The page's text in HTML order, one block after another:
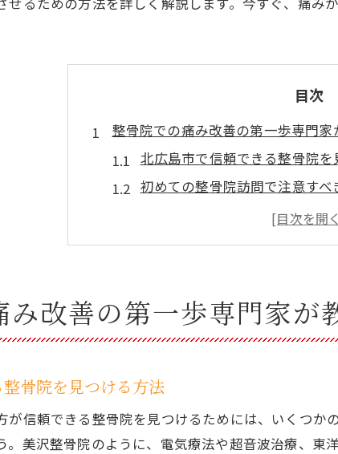
目次
整骨院での痛み改善の第一歩専門
北広島市で信頼できる整骨院を
初めての整骨院訪問で注意すべ
整骨院選びで重要な治療方針の
北広島市の整骨院が提供する
自分に合った整骨院を選ぶため
痛みを抱える北広島市民へ整骨院
北広島市の整骨院が提供する電
超音波治療で痛みを和らげる方
東洋医学を取り入れた治療法の
み改善の第一歩専門家が
骨院を見つける方法
が信頼できる整骨院を見つけるためには、いくつ
。美沢整骨院のように、電気療法や超音波治療、